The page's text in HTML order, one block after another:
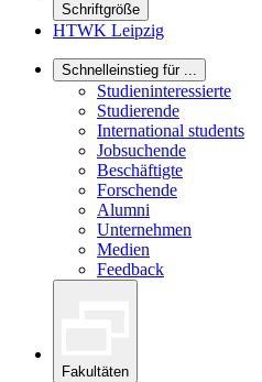
Schriftgröße
HTWK Leipzig
Schnelleinstieg für ...
Studieninteressierte
Studierende
International students
Jobsuchende
Beschäftigte
Forschende
Alumni
Unternehmen
Medien
Feedback
Fakultäten